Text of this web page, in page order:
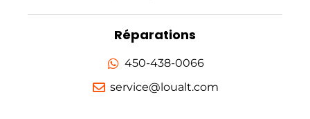
Réparations
450-438-0066
service@loualt.com